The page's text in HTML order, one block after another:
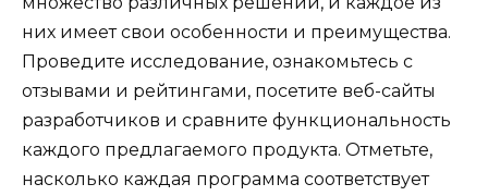
них имеет свои особенности и преимущества.
Проведите исследование, ознакомьтесь с
отзывами и рейтингами, посетите веб-сайты
разработчиков и сравните функциональность
каждого предлагаемого продукта. Отметьте,
насколько каждая программа соответствует